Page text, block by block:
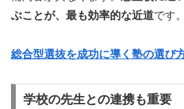
ぶことが、最も効率的な近道です。
総合型選抜を成功に導く塾の選び
学校の先生との連携も重要